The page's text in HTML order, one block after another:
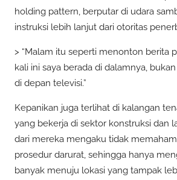
holding pattern, berputar di udara
instruksi lebih lanjut dari otoritas
> “Malam itu seperti menonton berita
kali ini saya berada di dalamnya,
di depan televisi.”
Kepanikan juga terlihat di kalangan
yang bekerja di sektor konstruksi dan
dari mereka mengaku tidak
prosedur darurat, sehingga hanya
banyak menuju lokasi yang tampak